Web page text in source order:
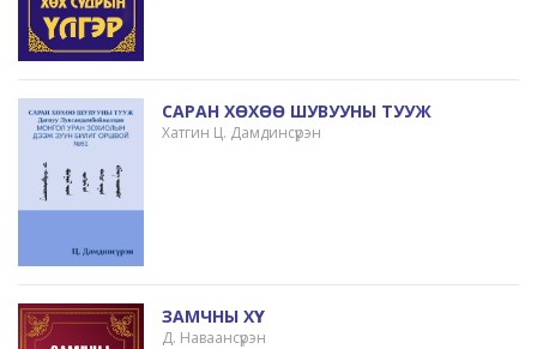
САРАН ХӨХӨӨ ШУВУУНЫ ТУУЖ
Хатгин Ц. Дамдинсүрэн
ЗАМЧНЫ ХҮҮ
Д. Наваансүрэн